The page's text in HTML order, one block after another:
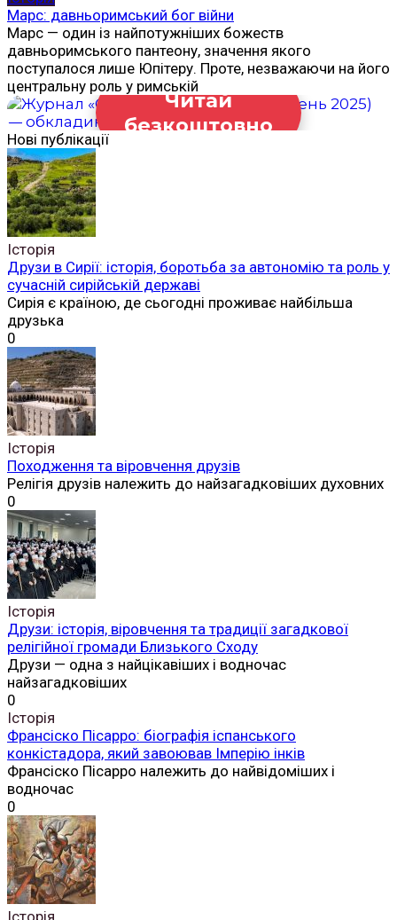
Марс: давньоримський бог війни
Марс — один із найпотужніших божеств
давньоримського пантеону, значення якого
поступалося лише Юпітеру. Проте, незважаючи на його
центральну роль у римській
Читай
безкоштовно
Нові публікації
Історія
Друзи в Сирії: історія, боротьба за автономію та роль у
сучасній сирійській державі
Сирія є країною, де сьогодні проживає найбільша
друзька
0
Історія
Походження та віровчення друзів
Релігія друзів належить до найзагадковіших духовних
0
Історія
Друзи: історія, віровчення та традиції загадкової
релігійної громади Близького Сходу
Друзи — одна з найцікавіших і водночас
найзагадковіших
0
Історія
Франсіско Пісарро: біографія іспанського
конкістадора, який завоював Імперію інків
Франсіско Пісарро належить до найвідоміших і
водночас
0
Історія